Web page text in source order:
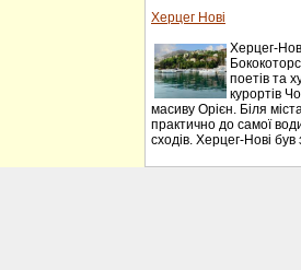
Херцег Нові
Херцег-
поетів та
курортів
масиву Орієн. Біля
практично до самої
сходів. Херцег-Нові був